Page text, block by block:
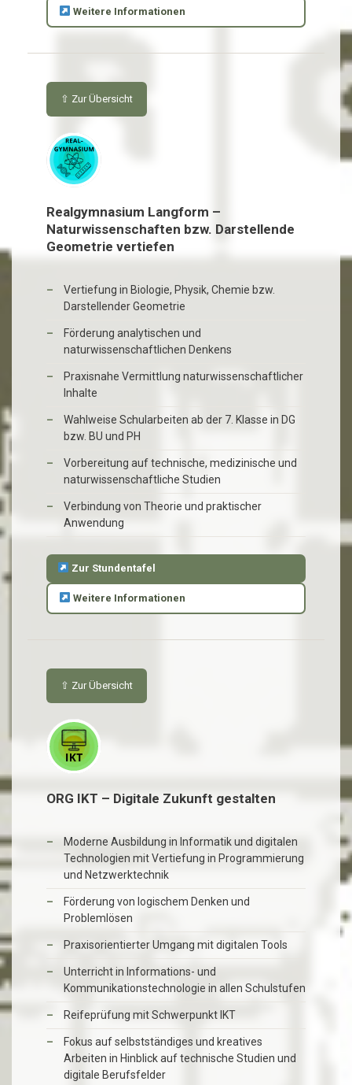
Weitere Informationen
⇧ Zur Übersicht
Realgymnasium Langform –
Naturwissenschaften bzw. Darstellende
Geometrie vertiefen
Vertiefung in Biologie, Physik, Chemie bzw.
Darstellender Geometrie
Förderung analytischen und
naturwissenschaftlichen Denkens
Praxisnahe Vermittlung naturwissenschaftlicher
Inhalte
Wahlweise Schularbeiten ab der 7. Klasse in DG
bzw. BU und PH
Vorbereitung auf technische, medizinische und
naturwissenschaftliche Studien
Verbindung von Theorie und praktischer
Anwendung
Zur Stundentafel
Weitere Informationen
⇧ Zur Übersicht
ORG IKT – Digitale Zukunft gestalten
Moderne Ausbildung in Informatik und digitalen
Technologien mit Vertiefung in Programmierung
und Netzwerktechnik
Förderung von logischem Denken und
Problemlösen
Praxisorientierter Umgang mit digitalen Tools
Unterricht in Informations- und
Kommunikationstechnologie in allen Schulstufen
Reifeprüfung mit Schwerpunkt IKT
Fokus auf selbstständiges und kreatives
Arbeiten in Hinblick auf technische Studien und
digitale Berufsfelder